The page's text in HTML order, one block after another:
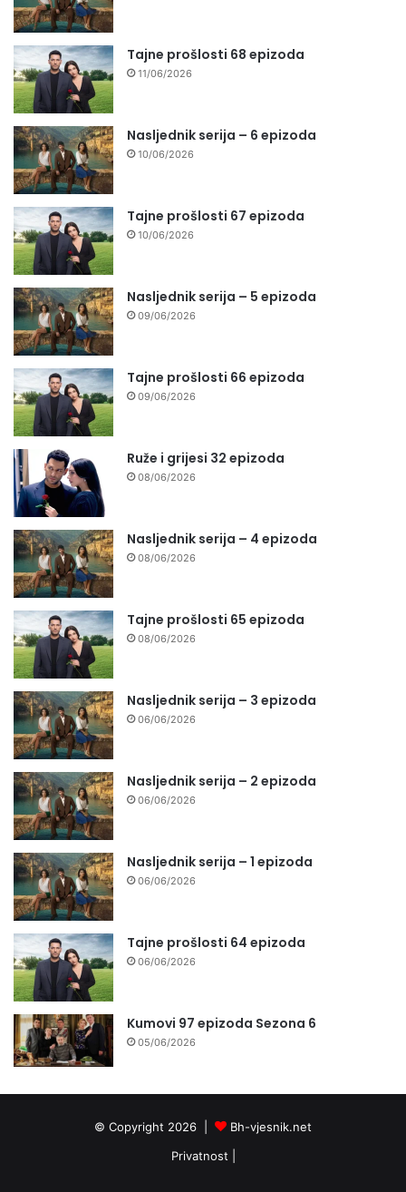
Tajne prošlosti 68 epizoda
11/06/2026
Nasljednik serija – 6 epizoda
10/06/2026
Tajne prošlosti 67 epizoda
10/06/2026
Nasljednik serija – 5 epizoda
09/06/2026
Tajne prošlosti 66 epizoda
09/06/2026
Ruže i grijesi 32 epizoda
08/06/2026
Nasljednik serija – 4 epizoda
08/06/2026
Tajne prošlosti 65 epizoda
08/06/2026
Nasljednik serija – 3 epizoda
06/06/2026
Nasljednik serija – 2 epizoda
06/06/2026
Nasljednik serija – 1 epizoda
06/06/2026
Tajne prošlosti 64 epizoda
06/06/2026
Kumovi 97 epizoda Sezona 6
05/06/2026
© Copyright 2026 |
Bh-vjesnik.net
Privatnost